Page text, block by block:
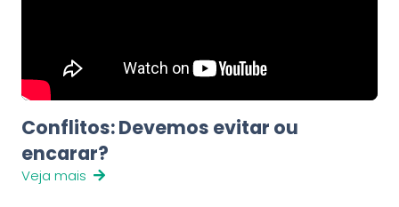
Conflitos: Devemos evitar ou
encarar?
Veja mais